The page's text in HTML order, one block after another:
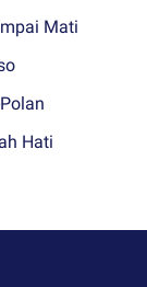
Mati
Hati